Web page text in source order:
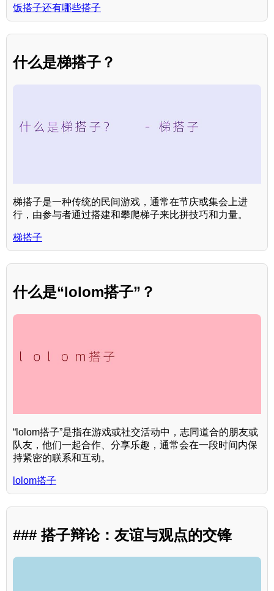
饭搭子还有哪些搭子
什么是梯搭子？
梯搭子是一种传统的民间游戏，通常在节庆或集会上进
行，由参与者通过搭建和攀爬梯子来比拼技巧和力量。
梯搭子
什么是“lolom搭子”？
“lolom搭子”是指在游戏或社交活动中，志同道合的朋友或
队友，他们一起合作、分享乐趣，通常会在一段时间内保
持紧密的联系和互动。
lolom搭子
### 搭子辩论：友谊与观点的交锋